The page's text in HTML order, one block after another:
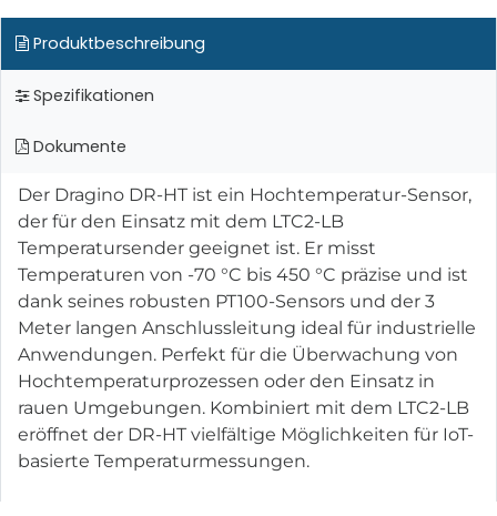
Produktbeschreibung
Spezifikationen
Dokumente
Der Dragino DR-HT ist ein Hochtemperatur-Sensor,
der für den Einsatz mit dem LTC2-LB
Temperatursender geeignet ist. Er misst
Temperaturen von -70 °C bis 450 °C präzise und ist
dank seines robusten PT100-Sensors und der 3
Meter langen Anschlussleitung ideal für industrielle
Anwendungen. Perfekt für die Überwachung von
Hochtemperaturprozessen oder den Einsatz in
rauen Umgebungen. Kombiniert mit dem LTC2-LB
eröffnet der DR-HT vielfältige Möglichkeiten für IoT-
basierte Temperaturmessungen.